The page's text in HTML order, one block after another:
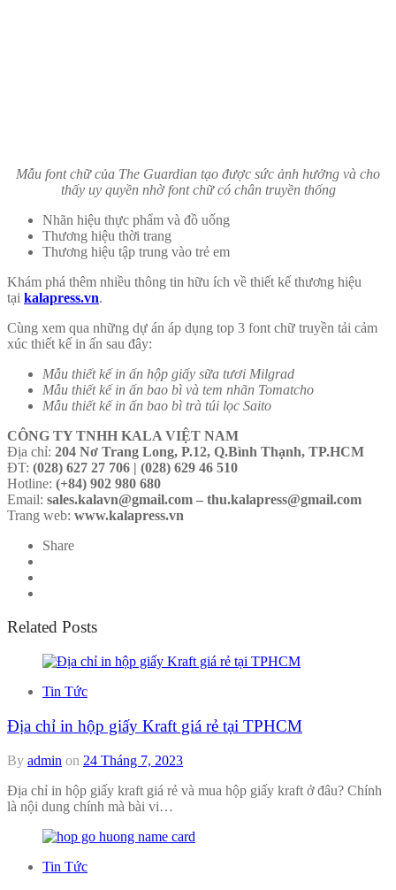
Mẫu font chữ của The Guardian tạo được sức ảnh hưởng và cho
thấy uy quyền nhờ font chữ có chân truyền thống
Nhãn hiệu thực phẩm và đồ uống
Thương hiệu thời trang
Thương hiệu tập trung vào trẻ em
Khám phá thêm nhiều thông tin hữu ích về thiết kế thương hiệu
tại kalapress.vn.
Cùng xem qua những dự án áp dụng top 3 font chữ truyền tải cảm
xúc thiết kế in ấn sau đây:
Mẫu thiết kế in ấn hộp giấy sữa tươi Milgrad
Mẫu thiết kế in ấn bao bì và tem nhãn Tomatcho
Mẫu thiết kế in ấn bao bì trà túi lọc Saito
CÔNG TY TNHH KALA VIỆT NAM
Địa chỉ: 204 Nơ Trang Long, P.12, Q.Bình Thạnh, TP.HCM
ĐT: (028) 627 27 706 | (028) 629 46 510
Hotline: (+84) 902 980 680
Email: sales.kalavn@gmail.com – thu.kalapress@gmail.com
Trang web: www.kalapress.vn
Share
Related Posts
Tin Tức
Địa chỉ in hộp giấy Kraft giá rẻ tại TPHCM
By admin on 24 Tháng 7, 2023
Địa chỉ in hộp giấy kraft giá rẻ và mua hộp giấy kraft ở đâu? Chính
là nội dung chính mà bài vi…
Tin Tức